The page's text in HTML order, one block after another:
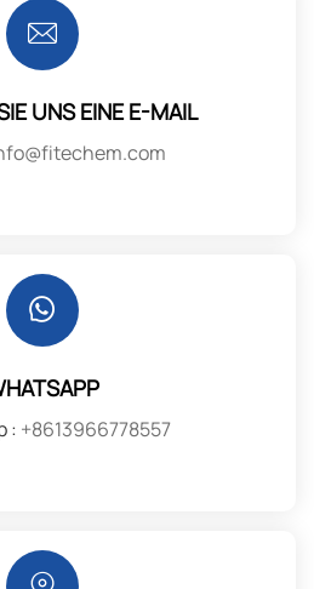
UNS EINE E-MAIL
: +8613966778557